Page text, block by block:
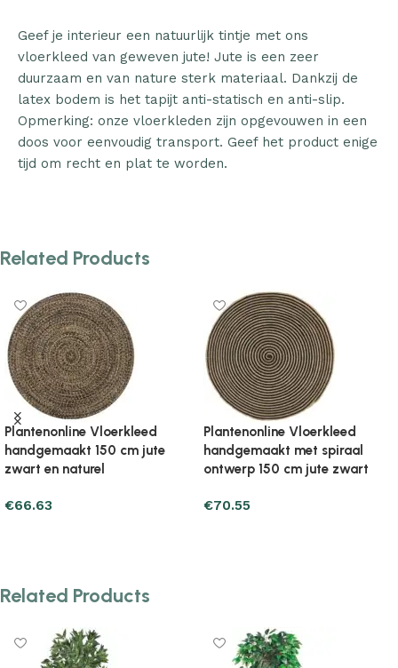
Geef je interieur een natuurlijk tintje met ons
vloerkleed van geweven jute! Jute is een zeer
duurzaam en van nature sterk materiaal. Dankzij de
latex bodem is het tapijt anti-statisch en anti-slip.
Opmerking: onze vloerkleden zijn opgevouwen in een
doos voor eenvoudig transport. Geef het product enige
tijd om recht en plat te worden.
Related Products
Plantenonline Vloerkleed
handgemaakt rond 120 cm
jute bruin
€53.89
Plantenonline Vloerkleed
handgemaakt rond 120 cm
jute donkergrijs
€50.95
Related Products